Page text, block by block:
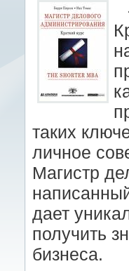
таких
личное
Магистр
дает
получить
бизнеса.